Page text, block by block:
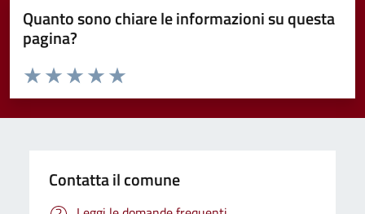
Quanto sono chiare le informazioni su questa
pagina?
Valuta da 1 a 5 stelle la pagina
Valuta 5 stelle su 5
Valuta 4 stelle su 5
Valuta 3 stelle su 5
Valuta 2 stelle su 5
Valuta 1 stelle su 5
Contatta il comune